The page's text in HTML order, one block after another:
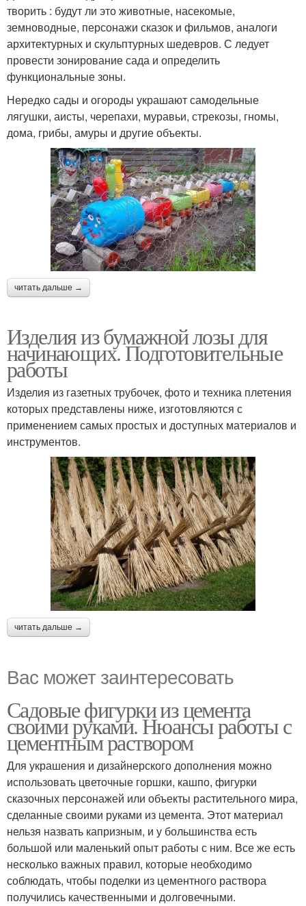
творить : будут ли это животные, насекомые,
земноводные, персонажи сказок и фильмов, аналоги
архитектурных и скульптурных шедевров. С ледует
провести зонирование сада и определить
функциональные зоны.
Нередко сады и огороды украшают самодельные
лягушки, аисты, черепахи, муравьи, стрекозы, гномы,
дома, грибы, амуры и другие объекты.
читать дальше →
Изделия из бумажной лозы для
начинающих. Подготовительные
работы
Изделия из газетных трубочек, фото и техника плетения
которых представлены ниже, изготовляются с
применением самых простых и доступных материалов и
инструментов.
читать дальше →
Вас может заинтересовать
Садовые фигурки из цемента
своими руками. Нюансы работы с
цементным раствором
Для украшения и дизайнерского дополнения можно
использовать цветочные горшки, кашпо, фигурки
сказочных персонажей или объекты растительного мира,
сделанные своими руками из цемента. Этот материал
нельзя назвать капризным, и у большинства есть
большой или маленький опыт работы с ним. Все же есть
несколько важных правил, которые необходимо
соблюдать, чтобы поделки из цементного раствора
получились качественными и долговечными.